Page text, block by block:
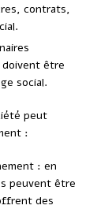
contrats,
doivent être
social.
peut
:
: en
peuvent être
des